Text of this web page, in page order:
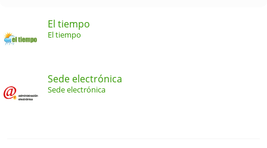
El tiempo
El tiempo
Sede electrónica
Sede electrónica